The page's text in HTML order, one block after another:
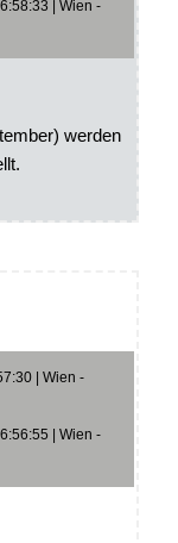
| Wien -
werden
| Wien -
| Wien -